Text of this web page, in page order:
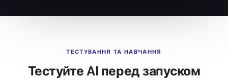
ТЕСТУВАННЯ ТА НАВЧАННЯ
Тестуйте AI перед запуском